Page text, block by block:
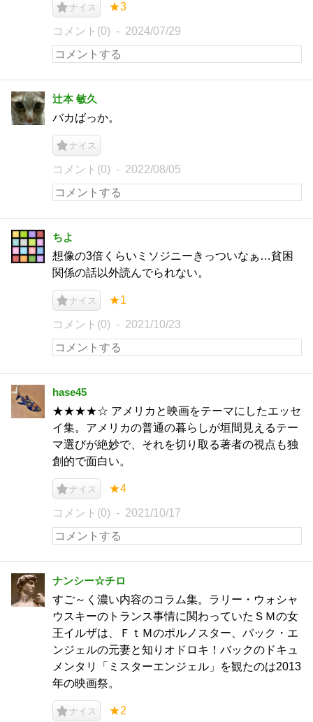
ナイス ★3
コメント(0) 2024/07/29
辻本 敏久
バカばっか。
ナイス
コメント(0) 2022/08/05
ちよ
想像の3倍くらいミソジニーきっついなぁ…貧困
関係の話以外読んでられない。
ナイス ★1
コメント(0) 2021/10/23
hase45
★★★★☆ アメリカと映画をテーマにしたエッセ
イ集。アメリカの普通の暮らしが垣間見えるテー
マ選びが絶妙で、それを切り取る著者の視点も独
創的で面白い。
ナイス ★4
コメント(0) 2021/10/17
ナンシー☆チロ
すご～く濃い内容のコラム集。ラリー・ウォシャ
ウスキーのトランス事情に関わっていたＳＭの女
王イルザは、ＦｔＭのポルノスター、バック・エ
ンジェルの元妻と知りオドロキ！バックのドキュ
メンタリ「ミスターエンジェル」を観たのは2013
年の映画祭。
ナイス ★2